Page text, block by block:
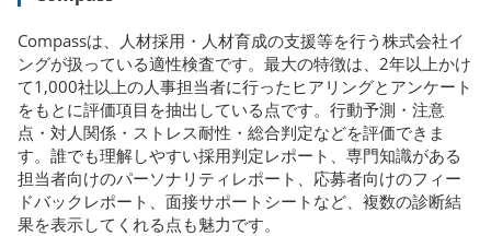
Compassは、人材採用・人材育成の支援等を行う株式会社イ
ングが扱っている適性検査です。最大の特徴は、2年以上かけ
て1,000社以上の人事担当者に行ったヒアリングとアンケート
をもとに評価項目を抽出している点です。行動予測・注意
点・対人関係・ストレス耐性・総合判定などを評価できま
す。誰でも理解しやすい採用判定レポート、専門知識がある
担当者向けのパーソナリティレポート、応募者向けのフィー
ドバックレポート、面接サポートシートなど、複数の診断結
果を表示してくれる点も魅力です。